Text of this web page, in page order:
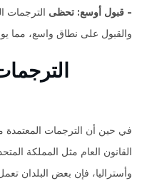
- قبول أوسع: تحظى
والقبول على نطاق واسع، مما
في حين أن الترجمات
القانون العام مثل المملكة
وأستراليا، فإن بعض البلدان